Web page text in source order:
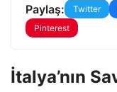
Paylaş: Twitter
Pinterest
İtalya’nın